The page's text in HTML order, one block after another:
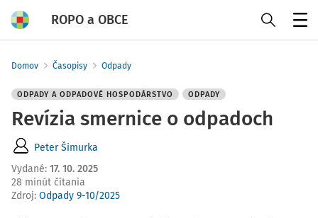
ROPO a OBCE
Domov Časopisy Odpady
ODPADY A ODPADOVÉ HOSPODÁRSTVO ODPADY
Revízia smernice o odpadoch
Peter Šimurka
Vydané: 17. 10. 2025
28 minút čítania
Zdroj: Odpady 9-10/2025